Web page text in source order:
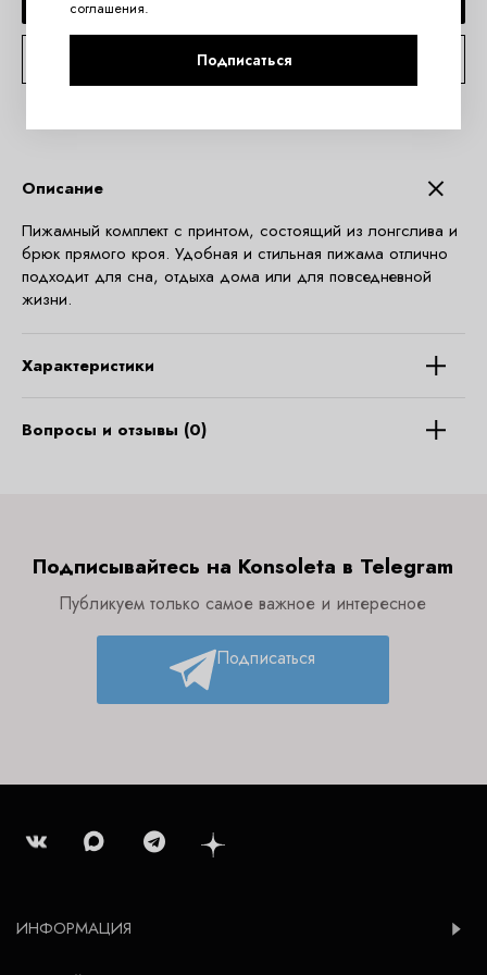
КОНСУЛЬТАЦИЯ ПО TELEGRAM
Описание
Пижамный комплект с принтом, состоящий из лонгслива и
брюк прямого кроя. Удобная и стильная пижама отлично
подходит для сна, отдыха дома или для повседневной
жизни.
Характеристики
Вопросы и отзывы (0)
Подписывайтесь на Konsoleta в Telegram
Публикуем только самое важное и интересное
Подписаться
ИНФОРМАЦИЯ
соглашения.
Подписаться